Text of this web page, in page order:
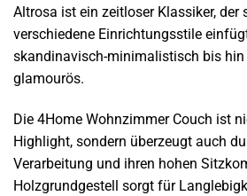
Altrosa ist ein zeitloser Klassiker, der
verschiedene Einrichtungsstile
skandinavisch-minimalistisch bis hin
glamourös.
Die 4Home Wohnzimmer Couch ist
Highlight, sondern überzeugt auch
Verarbeitung und ihren hohen
Holzgrundgestell sorgt für